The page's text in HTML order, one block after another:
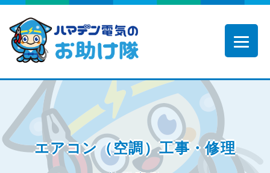
エアコン（空調）工事・修理